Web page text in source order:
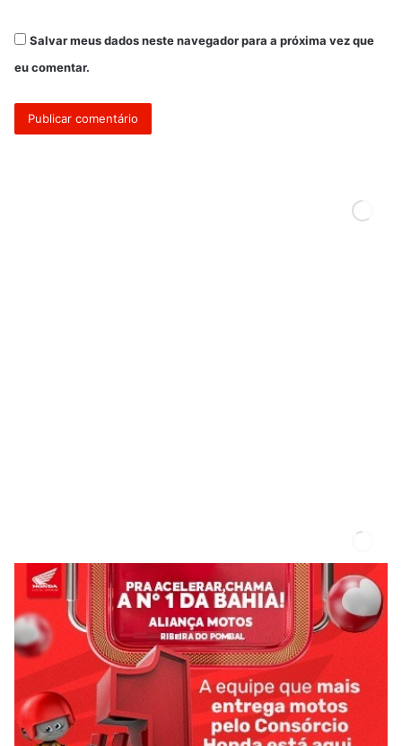
Salvar meus dados neste navegador para a próxima vez que
eu comentar.